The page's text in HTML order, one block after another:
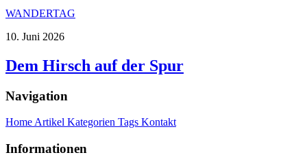
WANDERTAG
10. Juni 2026
Dem Hirsch auf der Spur
Navigation
Home Artikel Kategorien Tags Kontakt
Informationen